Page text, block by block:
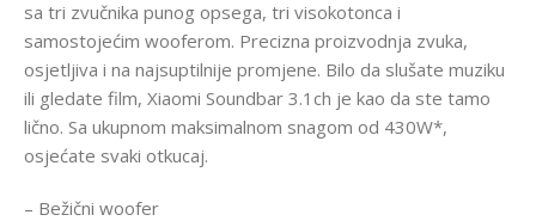
sa tri zvučnika punog opsega, tri visokotonca i
samostojećim wooferom. Precizna proizvodnja zvuka,
osjetljiva i na najsuptilnije promjene. Bilo da slušate muziku
ili gledate film, Xiaomi Soundbar 3.1ch je kao da ste tamo
lično. Sa ukupnom maksimalnom snagom od 430W*,
osjećate svaki otkucaj.
– Bežični woofer